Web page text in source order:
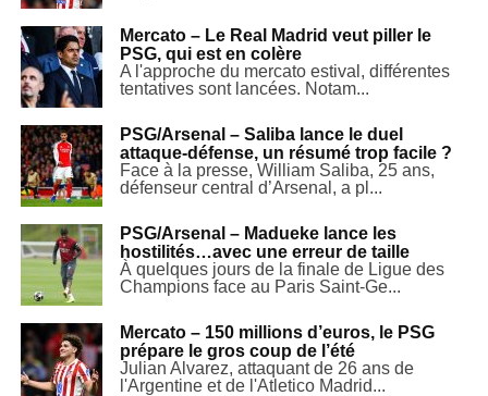
Mercato – Le Real Madrid veut piller le
PSG, qui est en colère
A l'approche du mercato estival, différentes
tentatives sont lancées. Notam...
PSG/Arsenal – Saliba lance le duel
attaque-défense, un résumé trop facile ?
Face à la presse, William Saliba, 25 ans,
défenseur central d’Arsenal, a pl...
PSG/Arsenal – Madueke lance les
hostilités…avec une erreur de taille
À quelques jours de la finale de Ligue des
Champions face au Paris Saint-Ge...
Mercato – 150 millions d’euros, le PSG
prépare le gros coup de l’été
Julian Alvarez, attaquant de 26 ans de
l'Argentine et de l'Atletico Madrid...